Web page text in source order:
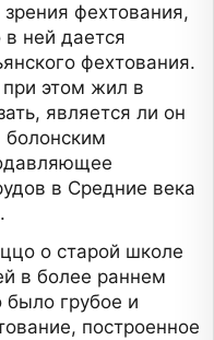
фехтования,
в ней дается
фехтования.
этом жил в
является ли он
в Средние века
о старой школе
в более раннем
было грубое и
построенное